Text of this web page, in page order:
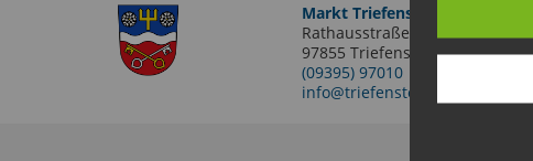
Markt Triefenstein
Rathausstraße 2
97855 Triefenstein OT Lengfurt
(09395) 97010
info@triefenstein.bayern.de